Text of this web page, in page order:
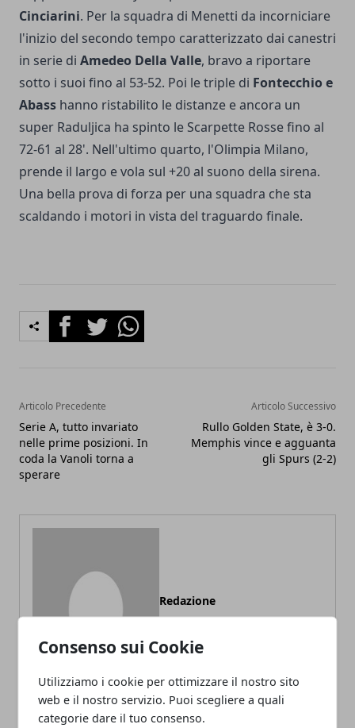
Consenso sui Cookie
Utilizziamo i cookie per ottimizzare il nostro sito
web e il nostro servizio. Puoi scegliere a quali
categorie dare il tuo consenso.
Cinciarini. Per la squadra di Menetti da incorniciare
l'inizio del secondo tempo caratterizzato dai canestri
in serie di Amedeo Della Valle, bravo a riportare
sotto i suoi fino al 53-52. Poi le triple di Fontecchio e
Abass hanno ristabilito le distanze e ancora un
super Raduljica ha spinto le Scarpette Rosse fino al
72-61 al 28'. Nell'ultimo quarto, l'Olimpia Milano,
prende il largo e vola sul +20 al suono della sirena.
Una bella prova di forza per una squadra che sta
scaldando i motori in vista del traguardo finale.
FacebookTwitterWhatsapp
Articolo Precedente
Serie A, tutto invariato
nelle prime posizioni. In
coda la Vanoli torna a
sperare
Articolo Successivo
Rullo Golden State, è 3-0.
Memphis vince e agguanta
gli Spurs (2-2)
Redazione